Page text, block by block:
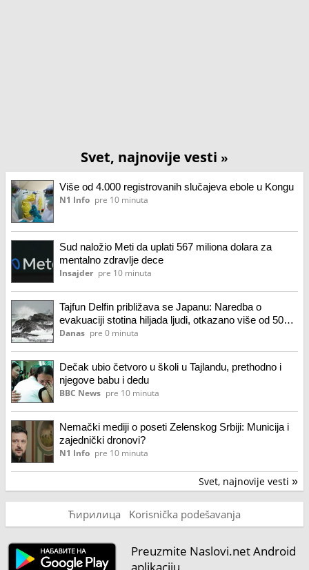
Svet, najnovije vesti »
Više od 4.000 registrovanih slučajeva ebole u Kongu
N1 Info pre 10 minuta
Sud naložio Meti da uplati 567 miliona dolara za
mentalno zdravlje dece
Insajder pre 10 minuta
Tajfun Delfin približava se Japanu: Naredba o
evakuaciji stotina hiljada ljudi, otkazano više od 500
letova
Danas pre 0 minuta
Dečak ubio četvoro u školi u Tajlandu, prethodno i
njegove babu i dedu
BBC News pre 10 minuta
Nemački mediji o poseti Zelenskog Srbiji: Municija i
zajednički dronovi?
N1 Info pre 10 minuta
Svet, najnovije vesti »
Ћирилица Korisnička podešavanja
Preuzmite Naslovi.net Android